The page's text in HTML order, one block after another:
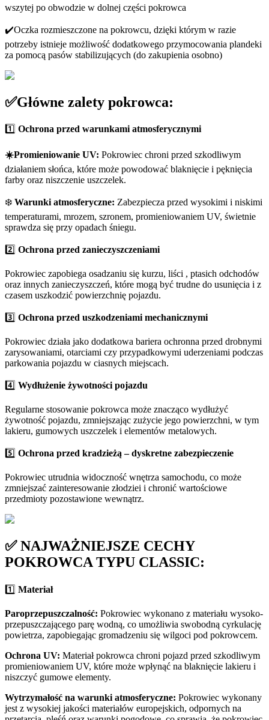
wszytej po obwodzie w dolnej części pokrowca
✔️Oczka rozmieszczone na pokrowcu, dzięki którym w razie
potrzeby istnieje możliwość dodatkowego przymocowania plandeki
za pomocą pasów stabilizujących (do zakupienia osobno)
✅Główne zalety pokrowca:
1️⃣ Ochrona przed warunkami atmosferycznymi️
☀️Promieniowanie UV: Pokrowiec chroni przed szkodliwym
działaniem słońca, które może powodować blaknięcie i pęknięcia
farby oraz niszczenie uszczelek.
❄️ Warunki atmosferyczne: Zabezpiecza przed wysokimi i niskimi
temperaturami, mrozem, szronem, promieniowaniem UV, świetnie
sprawdza się przy opadach śniegu.
2️⃣ Ochrona przed zanieczyszczeniami️
Pokrowiec zapobiega osadzaniu się kurzu, liści , ptasich odchodów
oraz innych zanieczyszczeń, które mogą być trudne do usunięcia i z
czasem uszkodzić powierzchnię pojazdu.
3️⃣ Ochrona przed uszkodzeniami mechanicznymi
Pokrowiec działa jako dodatkowa bariera ochronna przed drobnymi
zarysowaniami, otarciami czy przypadkowymi uderzeniami podczas
parkowania pojazdu w ciasnych miejscach.
4️⃣ Wydłużenie żywotności pojazdu
Regularne stosowanie pokrowca może znacząco wydłużyć
żywotność pojazdu, zmniejszając zużycie jego powierzchni, w tym
lakieru, gumowych uszczelek i elementów metalowych.
5️⃣ Ochrona przed kradzieżą – dyskretne zabezpieczenie
Pokrowiec utrudnia widoczność wnętrza samochodu, co może
zmniejszać zainteresowanie złodziei i chronić wartościowe
przedmioty pozostawione wewnątrz.
✅ NAJWAŻNIEJSZE CECHY
POKROWCA TYPU CLASSIC:
1️⃣ Materiał
Paroprzepuszczalność: Pokrowiec wykonano z materiału wysoko-
przepuszczającego parę wodną, co umożliwia swobodną cyrkulację
powietrza, zapobiegając gromadzeniu się wilgoci pod pokrowcem.
Ochrona UV: Materiał pokrowca chroni pojazd przed szkodliwym
promieniowaniem UV, które może wpłynąć na blaknięcie lakieru i
niszczyć gumowe elementy.
Wytrzymałość na warunki atmosferyczne: Pokrowiec wykonany
jest z wysokiej jakości materiałów europejskich, odpornych na